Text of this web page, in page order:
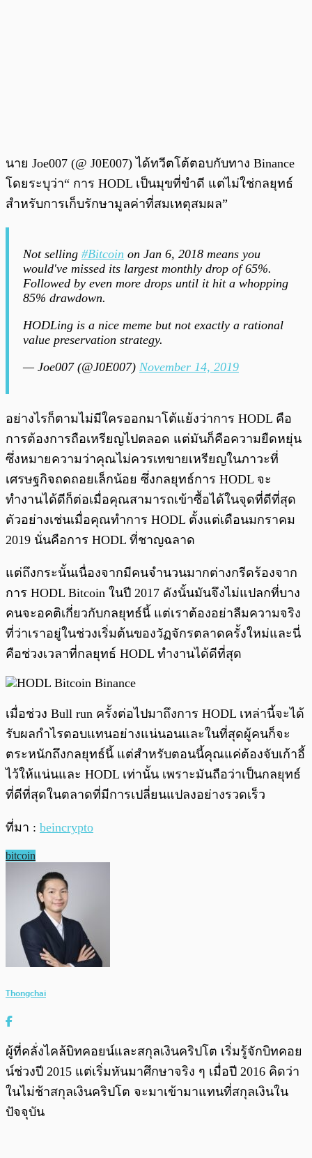
นาย Joe007 (@ J0E007) ได้ทวีตโต้ตอบกับทาง Binance
โดยระบุว่า“ การ HODL เป็นมุขที่ขำดี แต่ไม่ใช่กลยุทธ์
สำหรับการเก็บรักษามูลค่าที่สมเหตุสมผล”
Not selling #Bitcoin on Jan 6, 2018 means you
would've missed its largest monthly drop of 65%.
Followed by even more drops until it hit a whopping
85% drawdown.
HODLing is a nice meme but not exactly a rational
value preservation strategy.
— Joe007 (@J0E007) November 14, 2019
อย่างไรก็ตามไม่มีใครออกมาโต้แย้งว่าการ HODL คือ
การต้องการถือเหรียญไปตลอด แต่มันก็คือความยืดหยุ่น
ซึ่งหมายความว่าคุณไม่ควรเทขายเหรียญในภาวะที่
เศรษฐกิจถดถอยเล็กน้อย ซึ่งกลยุทธ์การ HODL จะ
ทำงานได้ดีก็ต่อเมื่อคุณสามารถเข้าซื้อได้ในจุดที่ดีที่สุด
ตัวอย่างเช่นเมื่อคุณทำการ HODL ตั้งแต่เดือนมกราคม
2019 นั่นคือการ HODL ที่ชาญฉลาด
แต่ถึงกระนั้นเนื่องจากมีคนจำนวนมากต่างกรีดร้องจาก
การ HODL Bitcoin ในปี 2017 ดังนั้นมันจึงไม่แปลกที่บาง
คนจะอคติเกี่ยวกับกลยุทธ์นี้ แต่เราต้องอย่าลืมความจริง
ที่ว่าเราอยู่ในช่วงเริ่มต้นของวัฏจักรตลาดครั้งใหม่และนี่
คือช่วงเวลาที่กลยุทธ์ HODL ทำงานได้ดีที่สุด
เมื่อช่วง Bull run ครั้งต่อไปมาถึงการ HODL เหล่านี้จะได้
รับผลกำไรตอบแทนอย่างแน่นอนและในที่สุดผู้คนก็จะ
ตระหนักถึงกลยุทธ์นี้ แต่สำหรับตอนนี้คุณแค่ต้องจับเก้าอี้
ไว้ให้แน่นและ HODL เท่านั้น เพราะมันถือว่าเป็นกลยุทธ์
ที่ดีที่สุดในตลาดที่มีการเปลี่ยนแปลงอย่างรวดเร็ว
ที่มา : beincrypto
bitcoin
Thongchai
ผู้ที่คลั่งไคล้บิทคอยน์และสกุลเงินคริปโต เริ่มรู้จักบิทคอย
น์ช่วงปี 2015 แต่เริ่มหันมาศึกษาจริง ๆ เมื่อปี 2016 คิดว่า
ในไม่ช้าสกุลเงินคริปโต จะมาเข้ามาแทนที่สกุลเงินใน
ปัจจุบัน